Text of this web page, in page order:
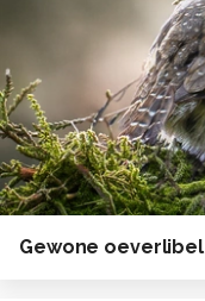
Gewone oeverlibel